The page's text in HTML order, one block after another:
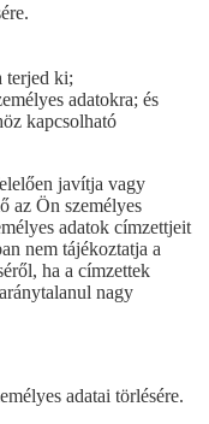
terjed ki;
adatokra; és
kapcsolható
javítja vagy
az Ön személyes
adatok címzettjeit
nem tájékoztatja a
ha a címzettek
nagy
adatai törlésére.